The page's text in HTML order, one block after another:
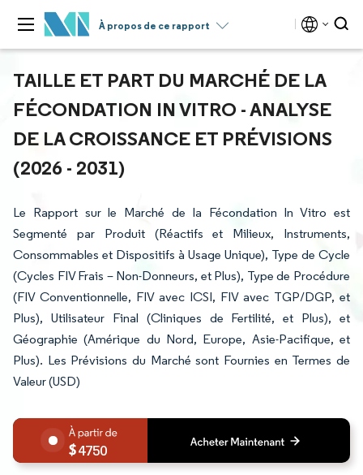
À propos de ce rapport
TAILLE ET PART DU MARCHÉ DE LA
FÉCONDATION IN VITRO - ANALYSE
DE LA CROISSANCE ET PRÉVISIONS
(2026 - 2031)
Le Rapport sur le Marché de la Fécondation In Vitro est
Segmenté par Produit (Réactifs et Milieux, Instruments,
Consommables et Dispositifs à Usage Unique), Type de Cycle
(Cycles FIV Frais – Non-Donneurs, et Plus), Type de Procédure
(FIV Conventionnelle, FIV avec ICSI, FIV avec TGP/DGP, et
Plus), Utilisateur Final (Cliniques de Fertilité, et Plus), et
Géographie (Amérique du Nord, Europe, Asie-Pacifique, et
Plus). Les Prévisions du Marché sont Fournies en Termes de
Valeur (USD)
4750